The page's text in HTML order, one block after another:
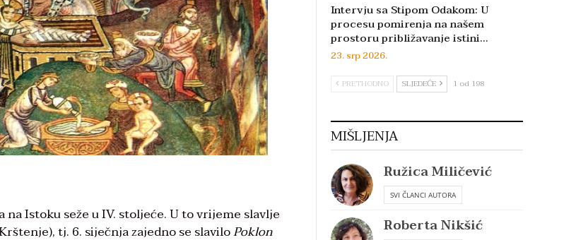
Istoku seže u IV. stoljeće. U to vrijeme slavlje
tj. 6. siječnja zajedno se slaviloPoklon
Intervju sa Stipom Odakom: U
procesu pomirenja na našem
prostoru približavanje istini…
23. srp 2026.
PRETHODNO SLJEDEĆE 1 od 198
MIŠLJENJA
Ružica Miličević
SVI ČLANCI AUTORA
Roberta Nikšić